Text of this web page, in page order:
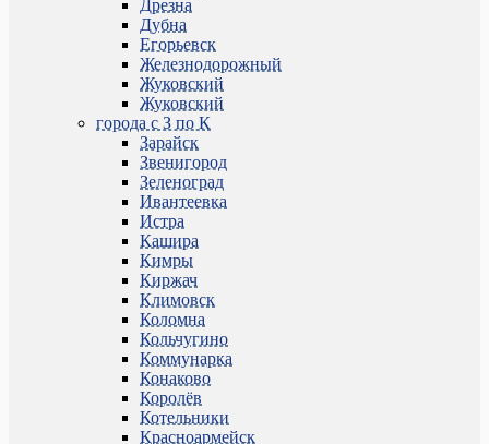
Дрезна
Дубна
Егорьевск
Железнодорожный
Жуковский
Жуковский
города с З по К
Зарайск
Звенигород
Зеленоград
Ивантеевка
Истра
Кашира
Кимры
Киржач
Климовск
Коломна
Кольчугино
Коммунарка
Конаково
Королёв
Котельники
Красноармейск